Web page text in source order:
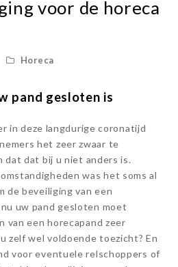
voor de horeca
Horeca
pand gesloten is
in deze langdurige coronatijd
het zeer zwaar te
dat dat bij u niet anders is.
was het soms al
de beveiliging van een
uw pand gesloten moet
van een horecapand zeer
zelf wel voldoende toezicht? En
voor eventuele relschoppers of